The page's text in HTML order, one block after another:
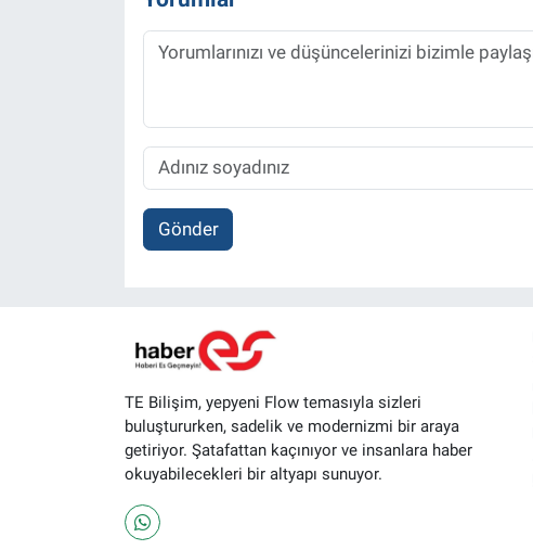
Gönder
TE Bilişim, yepyeni Flow temasıyla sizleri
buluştururken, sadelik ve modernizmi bir araya
getiriyor. Şatafattan kaçınıyor ve insanlara haber
okuyabilecekleri bir altyapı sunuyor.